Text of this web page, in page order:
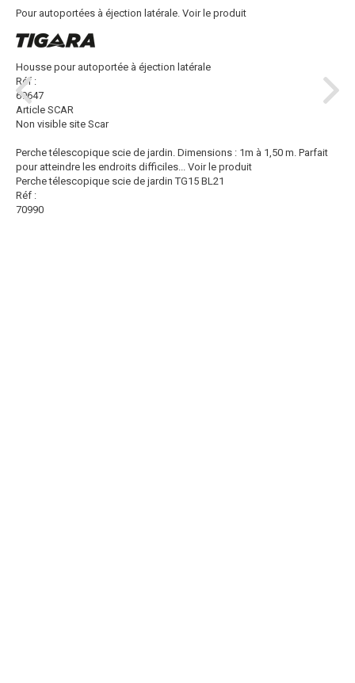
Pour autoportées à éjection latérale. Voir le produit
Housse pour autoportée à éjection latérale
Réf :
69647
Article SCAR
Non visible site Scar
Perche télescopique scie de jardin. Dimensions : 1m à 1,50 m. Parfait
pour atteindre les endroits difficiles... Voir le produit
Perche télescopique scie de jardin TG15 BL21
Réf :
70990